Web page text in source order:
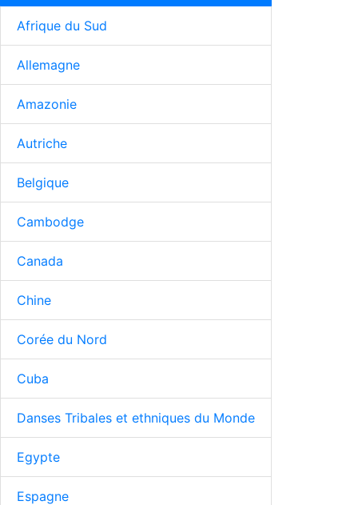
Afrique du Sud
Allemagne
Amazonie
Autriche
Belgique
Cambodge
Canada
Chine
Corée du Nord
Cuba
Danses Tribales et ethniques du Monde
Egypte
Espagne